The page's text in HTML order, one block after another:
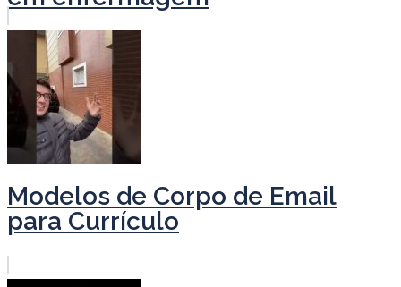
Modelos de Corpo de Email
para Currículo